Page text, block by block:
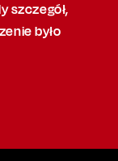
szczegół,
było